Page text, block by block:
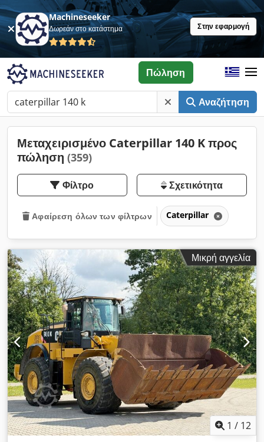
Machineseeker
Δωρεάν στο κατάστημα Στην εφαρμογή
Αναζήτηση
Πώληση
Μεταχειρισμένο Caterpillar 140 K προς
πώληση (359)
Φίλτρο Σχετικότητα
Αφαίρεση όλων των φίλτρων Caterpillar
Μικρή αγγελία
1 / 12